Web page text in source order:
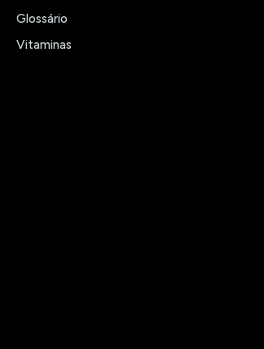
Glossário
Vitaminas